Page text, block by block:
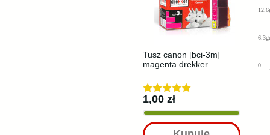
Tusz canon [bci-3m]
magenta drekker
1,00 zł
6.3gr
0